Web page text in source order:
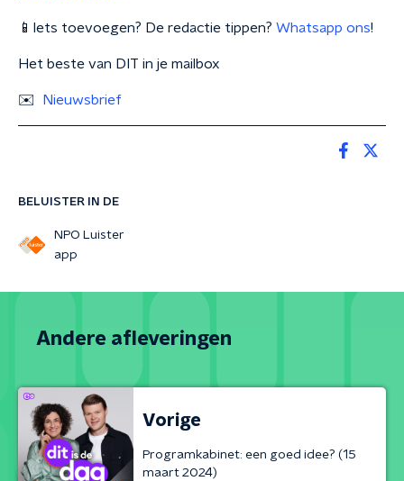
BELUISTER IN DE
NPO Luister
app
📱Iets toevoegen? De redactie tippen? Whatsapp ons!
Het beste van DIT in je mailbox
✉️ Nieuwsbrief
Andere afleveringen
Vorige
Programkabinet: een goed idee? (15
maart 2024)